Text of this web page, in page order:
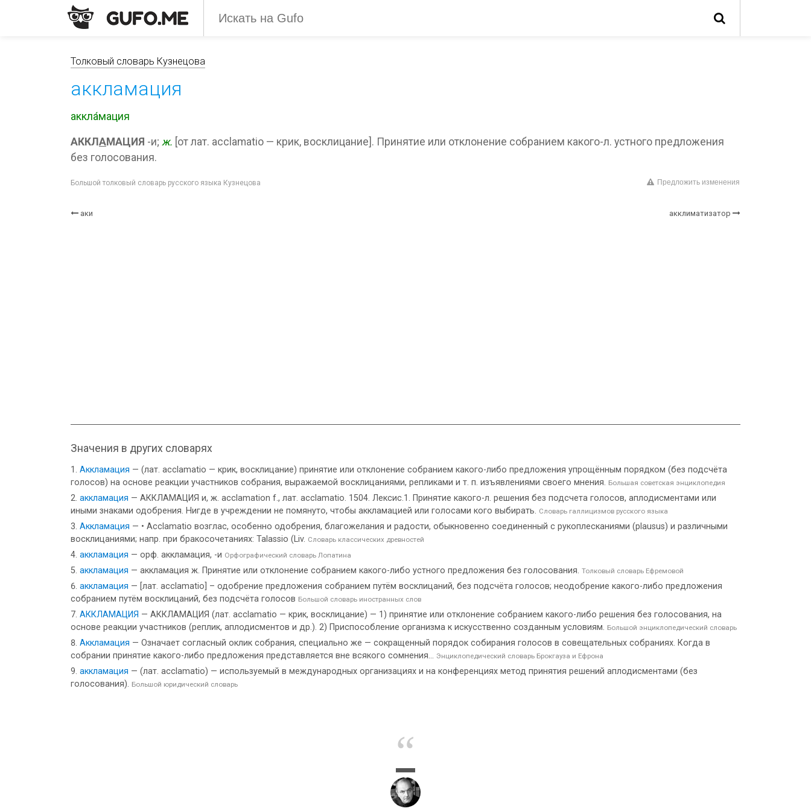
Толковый словарь Кузнецова
аккламация
аккла́мация
АККЛ АМАЦИЯ -и; ж. [от лат. acclamatio — крик, восклицание]. Принятие или отклонение собранием какого-л. устного предложения
без голосования.
Большой толковый словарь русского языка Кузнецова Предложить изменения
аки акклиматизатор
Значения в других словарях
Аккламация — (лат. acclamatio — крик, восклицание) принятие или отклонение собранием какого-либо предложения упрощённым порядком (без подсчёта
голосов) на основе реакции участников собрания, выражаемой восклицаниями, репликами и т. п. изъявлениями своего мнения. Большая советская энциклопедия
аккламация — АККЛАМАЦИЯ и, ж. acclamation f., лат. acclamatio. 1504. Лексис.1. Принятие какого-л. решения без подсчета голосов, аплодисментами или
иными знаками одобрения. Нигде в учреждении не помянуто, чтобы аккламацией или голосами кого выбирать. Словарь галлицизмов русского языка
Аккламация — • Acclamatio возглас, особенно одобрения, благожелания и радости, обыкновенно соединенный с рукоплесканиями (plausus) и различными
восклицаниями; напр. при бракосочетаниях: Talassio (Liv. Словарь классических древностей
аккламация — орф. аккламация, -и Орфографический словарь Лопатина
аккламация — аккламация ж. Принятие или отклонение собранием какого-либо устного предложения без голосования. Толковый словарь Ефремовой
аккламация — [лат. acclamatio] – одобрение предложения собранием путём восклицаний, без подсчёта голосов; неодобрение какого-либо предложения
собранием путём восклицаний, без подсчёта голосов Большой словарь иностранных слов
АККЛАМАЦИЯ — АККЛАМАЦИЯ (лат. acclamatio — крик, восклицание) — 1) принятие или отклонение собранием какого-либо решения без голосования, на
основе реакции участников (реплик, аплодисментов и др.). 2) Приспособление организма к искусственно созданным условиям. Большой энциклопедический словарь
Аккламация — Означает согласный оклик собрания, специально же — сокращенный порядок собирания голосов в совещательных собраниях. Когда в
собрании принятие какого-либо предложения представляется вне всякого сомнения... Энциклопедический словарь Брокгауза и Ефрона
аккламация — (лат. acclamatio) — используемый в международных организациях и на конференциях метод принятия решений аплодисментами (без
голосования). Большой юридический словарь